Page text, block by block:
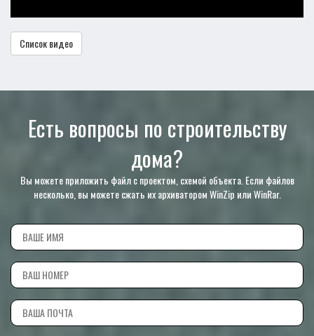
Список видео
Есть вопросы по строительству
дома?
Вы можете приложить файл с проектом, схемой объекта. Если файлов
несколько, вы можете сжать их архиватором WinZip или WinRar.